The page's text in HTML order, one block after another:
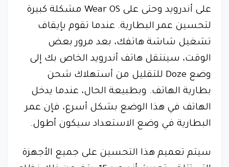
على أندرويد وحتى على Wear OS مشكلة كبيرة
لتحسين عمر البطارية. عندما تقوم بإيقاف
تشغيل شاشة هاتفك، بعد مرور بعض
الوقت، سينتقل هاتف أندرويد الخاص بك إلى
وضع Doze للتقليل من أستهلاك شحن
بطارية الهاتف. وبطبيعة الحال، عندما يدخل
الهاتف في هذا الوضع بشكل أسرع، فإن عمر
البطارية في وضع الاستعداد سيكون أطول.
سيتم تعميم هذا التحسين على جميع الأجهزة